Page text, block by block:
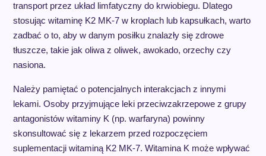
transport przez układ limfatyczny do krwiobiegu. Dlatego
stosując witaminę K2 MK-7 w kroplach lub kapsułkach, warto
zadbać o to, aby w danym posiłku znalazły się zdrowe
tłuszcze, takie jak oliwa z oliwek, awokado, orzechy czy
nasiona.
Należy pamiętać o potencjalnych interakcjach z innymi
lekami. Osoby przyjmujące leki przeciwzakrzepowe z grupy
antagonistów witaminy K (np. warfaryna) powinny
skonsultować się z lekarzem przed rozpoczęciem
suplementacji witaminą K2 MK-7. Witamina K może wpływać